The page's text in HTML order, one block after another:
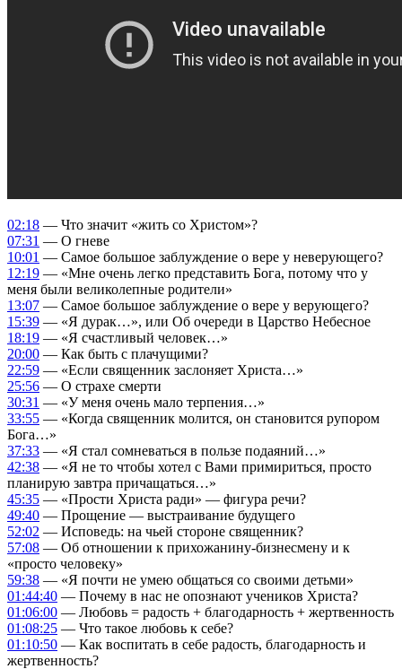
02:18 — Что значит «жить со Христом»?
07:31 — О гневе
10:01 — Самое большое заблуждение о вере у неверующего?
12:19 — «Мне очень легко представить Бога, потому что у
меня были великолепные родители»
13:07 — Самое большое заблуждение о вере у верующего?
15:39 — «Я дурак…», или Об очереди в Царство Небесное
18:19 — «Я счастливый человек…»
20:00 — Как быть с плачущими?
22:59 — «Если священник заслоняет Христа…»
25:56 — О страхе смерти
30:31 — «У меня очень мало терпения…»
33:55 — «Когда священник молится, он становится рупором
Бога…»
37:33 — «Я стал сомневаться в пользе подаяний…»
42:38 — «Я не то чтобы хотел с Вами примириться, просто
планирую завтра причащаться…»
45:35 — «Прости Христа ради» — фигура речи?
49:40 — Прощение — выстраивание будущего
52:02 — Исповедь: на чьей стороне священник?
57:08 — Об отношении к прихожанину-бизнесмену и к
«просто человеку»
59:38 — «Я почти не умею общаться со своими детьми»
01:44:40 — Почему в нас не опознают учеников Христа?
01:06:00 — Любовь = радость + благодарность + жертвенность
01:08:25 — Что такое любовь к себе?
01:10:50 — Как воспитать в себе радость, благодарность и
жертвенность?